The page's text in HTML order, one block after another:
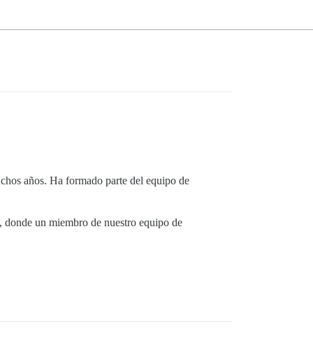
años. Ha formado parte del equipo de
, donde un miembro de nuestro equipo de